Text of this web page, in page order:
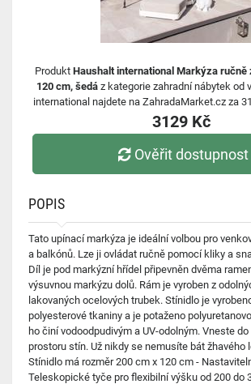
Produkt Haushalt international Markýza ručně
120 cm, šedá z kategorie zahradní nábytek od
international najdete na ZahradaMarket.cz za
3129 Kč
Ověřit dostupnost
POPIS
Tato upínací markýza je ideální volbou pro
a balkónů. Lze ji ovládat ručně pomocí kliky a
Díl je pod markýzní hřídel připevněn dvěma
výsuvnou markýzu dolů. Rám je vyroben z
lakovaných ocelových trubek. Stínidlo je
polyesterové tkaniny a je potaženo
ho činí vodoodpudivým a UV-odolným. Vneste
prostoru stín. Už nikdy se nemusíte bát žhavého
Stínidlo má rozměr 200 cm x 120 cm -
Teleskopické tyče pro flexibilní výšku od 200 do